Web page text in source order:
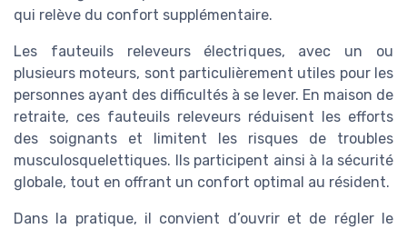
qui relève du confort supplémentaire.
Les fauteuils releveurs électriques, avec un ou
plusieurs moteurs, sont particulièrement utiles pour les
personnes ayant des difficultés à se lever. En maison de
retraite, ces fauteuils releveurs réduisent les efforts
des soignants et limitent les risques de troubles
musculosquelettiques. Ils participent ainsi à la sécurité
globale, tout en offrant un confort optimal au résident.
Dans la pratique, il convient d’ouvrir et de régler le